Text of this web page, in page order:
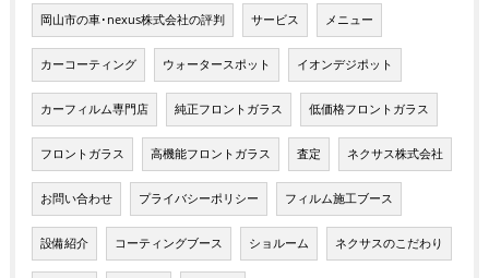
岡山市の車･nexus株式会社の評判 サービス メニュー
カーコーティング ウォータースポット イオンデジポット
カーフィルム専門店 純正フロントガラス 低価格フロントガラス
フロントガラス 高機能フロントガラス 査定 ネクサス株式会社
お問い合わせ プライバシーポリシー フィルム施工ブース
設備紹介 コーティングブース ショルーム ネクサスのこだわり